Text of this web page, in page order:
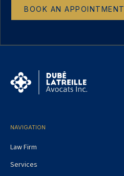
BOOK AN APPOINTMENT
NAVIGATION
Law Firm
Services